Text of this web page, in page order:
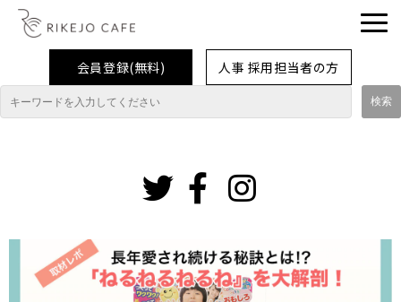
会員登録(無料) 人事 採用担当者の方
イベント
就活情報
大学生活